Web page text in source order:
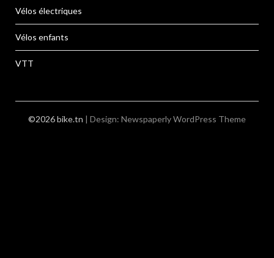
Vélos électriques
Vélos enfants
VTT
©2026 bike.tn | Design: Newspaperly WordPress Theme